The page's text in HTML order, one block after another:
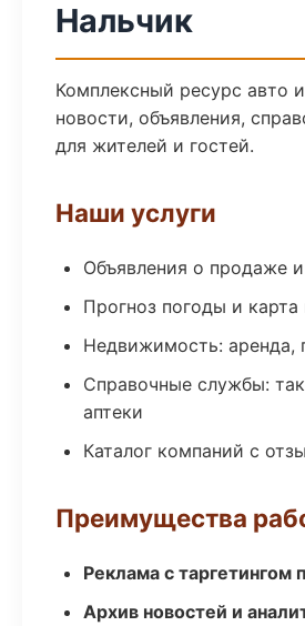
Нальчик
Комплексный ресурс авто
новости, объявления,
для жителей и гостей.
Наши услуги
Объявления о продаже и
Прогноз погоды и карта
Недвижимость: аренда,
Справочные службы:
аптеки
Каталог компаний с
Преимущества
Реклама с таргетингом
Архив новостей и